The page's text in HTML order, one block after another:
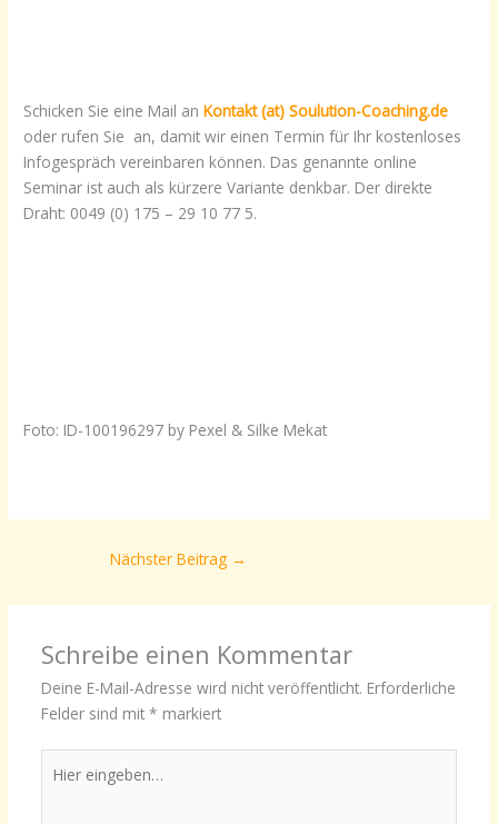
Schicken Sie eine Mail anKontakt (at) Soulution-Coaching.de
oder rufen Sie an, damit wir einen Termin für Ihr kostenloses
Infogespräch vereinbaren können. Das genannte online
Seminar ist auch als kürzere Variante denkbar. Der direkte
Draht: 0049 (0) 175 – 29 10 77 5.
Foto: ID-100196297 by Pexel & Silke Mekat
Nächster Beitrag →
Schreibe einen Kommentar
Deine E-Mail-Adresse wird nicht veröffentlicht. Erforderliche
Felder sind mit * markiert
eingeben…